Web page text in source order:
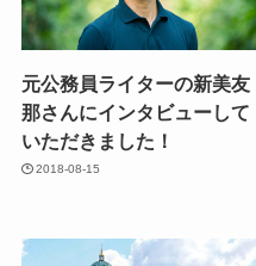
元公務員ライターの新美友
那さんにインタビューして
いただきました！
2018-08-15